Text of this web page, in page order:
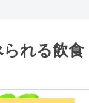
れる飲食